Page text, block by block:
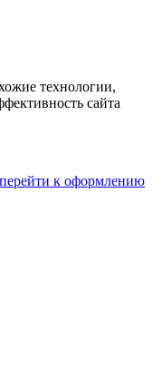
технологии,
сайта
перейти к оформлению